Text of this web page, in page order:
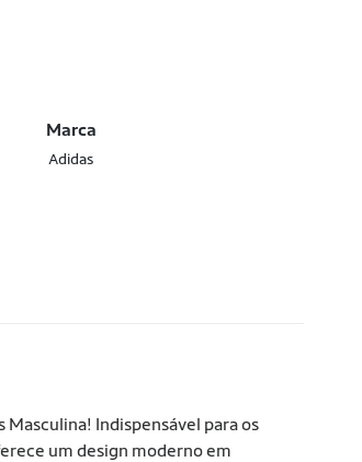
Marca
Adidas
Indispensável para os
um design moderno em